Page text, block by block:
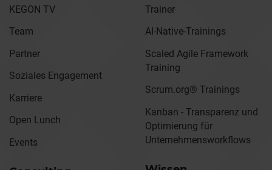
KEGON TV
Team
Partner
Soziales Engagement
Karriere
Open Lunch
Events
Trainer
AI-Native-Trainings
Scaled Agile Framework
Training
Scrum.org® Trainings
Kanban - Transparenz und
Optimierung für
Unternehmensworkflows